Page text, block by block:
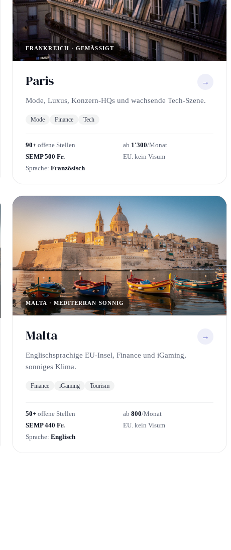
FRANKREICH · GEMÄSSIGT
Paris →
Mode, Luxus, Konzern-HQs und wachsende Tech-Szene.
Mode Finance Tech
90+ offene Stellen ab 1'300/Monat
SEMP 500 Fr.
EU. kein Visum
Sprache: Französisch
MALTA · MEDITERRAN SONNIG
Malta →
Englischsprachige EU-Insel, Finance und iGaming,
sonniges Klima.
Finance iGaming Tourism
50+ offene Stellen ab 800/Monat
SEMP 440 Fr.
EU. kein Visum
Sprache: Englisch